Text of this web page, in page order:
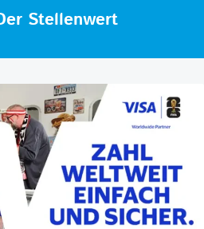
Stellenwert